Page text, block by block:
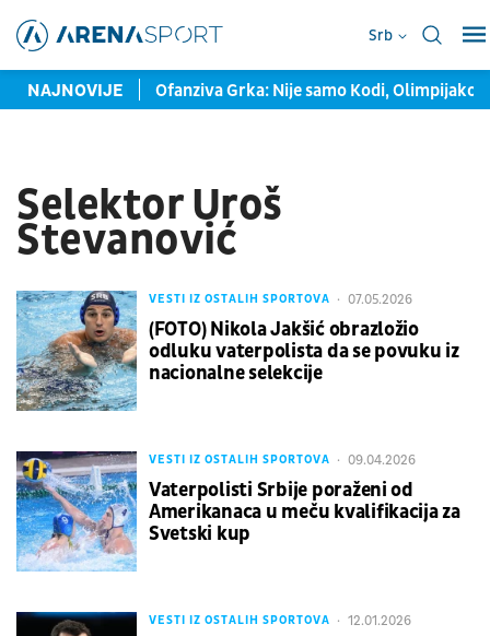
Srb
NAJNOVIJE
dečačkog sna Ofanziva Grka: Nije samo Kodi,
Selektor Uroš
Stevanović
VESTI IZ OSTALIH SPORTOVA 07.05.2026
(FOTO) Nikola Jakšić obrazložio
odluku vaterpolista da se povuku iz
nacionalne selekcije
VESTI IZ OSTALIH SPORTOVA 09.04.2026
Vaterpolisti Srbije poraženi od
Amerikanaca u meču kvalifikacija za
Svetski kup
VESTI IZ OSTALIH SPORTOVA 12.01.2026